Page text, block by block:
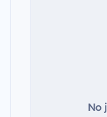
No